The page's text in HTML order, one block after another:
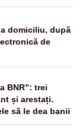
domiciliu, după
de
BNR”: trei
și arestați.
să le dea banii